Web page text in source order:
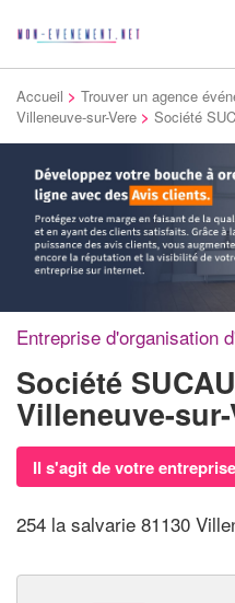
Accueil > Trouver un agence
Villeneuve-sur-Vere > Société
Entreprise d'organisation
Société
Villeneuve-sur-
Il s'agit de votre
254 la salvarie 81130